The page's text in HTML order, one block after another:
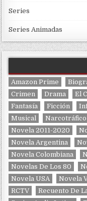
Series
Series Animadas
Amazon Prime
Crimen
Drama El
Fantasía
Ficción
Musical
Narcotráfico
Novela 2011-2020
Novela Argentina
Novela Colombiana
Novelas De Los 80
Novela USA
Novela
RCTV
Recuento De